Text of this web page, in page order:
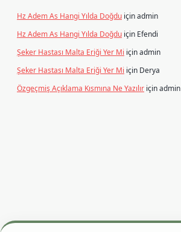
Hz Adem As Hangi Yılda Doğdu içinadmin
Hz Adem As Hangi Yılda Doğdu için Efendi
Şeker Hastası Malta Eriği Yer Mi içinadmin
Şeker Hastası Malta Eriği Yer Mi için Derya
Özgeçmiş Açıklama Kısmına Ne Yazılır içinadmin
betexper.xyzm elexbet